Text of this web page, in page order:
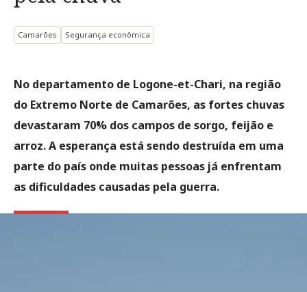
Camarões Segurança econômica
No departamento de Logone-et-Chari, na região
do Extremo Norte de Camarões, as fortes chuvas
devastaram 70% dos campos de sorgo, feijão e
arroz. A esperança está sendo destruída em uma
parte do país onde muitas pessoas já enfrentam
as dificuldades causadas pela guerra.